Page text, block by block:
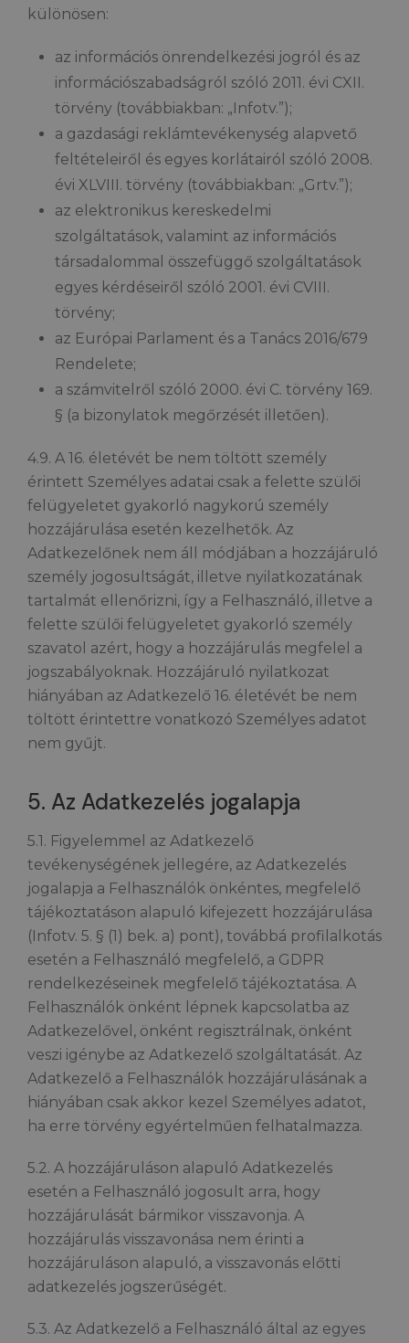
különösen:
az információs önrendelkezési jogról és az
információszabadságról szóló 2011. évi CXII.
törvény (továbbiakban: „Infotv.”);
a gazdasági reklámtevékenység alapvető
feltételeiről és egyes korlátairól szóló 2008.
évi XLVIII. törvény (továbbiakban: „Grtv.”);
az elektronikus kereskedelmi
szolgáltatások, valamint az információs
társadalommal összefüggő szolgáltatások
egyes kérdéseiről szóló 2001. évi CVIII.
törvény;
az Európai Parlament és a Tanács 2016/679
Rendelete;
a számvitelről szóló 2000. évi C. törvény 169.
§ (a bizonylatok megőrzését illetően).
4.9. A 16. életévét be nem töltött személy
érintett Személyes adatai csak a felette szülői
felügyeletet gyakorló nagykorú személy
hozzájárulása esetén kezelhetők. Az
Adatkezelőnek nem áll módjában a hozzájáruló
személy jogosultságát, illetve nyilatkozatának
tartalmát ellenőrizni, így a Felhasználó, illetve a
felette szülői felügyeletet gyakorló személy
szavatol azért, hogy a hozzájárulás megfelel a
jogszabályoknak. Hozzájáruló nyilatkozat
hiányában az Adatkezelő 16. életévét be nem
töltött érintettre vonatkozó Személyes adatot
nem gyűjt.
5. Az Adatkezelés jogalapja
5.1. Figyelemmel az Adatkezelő
tevékenységének jellegére, az Adatkezelés
jogalapja a Felhasználók önkéntes, megfelelő
tájékoztatáson alapuló kifejezett hozzájárulása
(Infotv. 5. § (1) bek. a) pont), továbbá profilalkotás
esetén a Felhasználó megfelelő, a GDPR
rendelkezéseinek megfelelő tájékoztatása. A
Felhasználók önként lépnek kapcsolatba az
Adatkezelővel, önként regisztrálnak, önként
veszi igénybe az Adatkezelő szolgáltatását. Az
Adatkezelő a Felhasználók hozzájárulásának a
hiányában csak akkor kezel Személyes adatot,
ha erre törvény egyértelműen felhatalmazza.
5.2. A hozzájáruláson alapuló Adatkezelés
esetén a Felhasználó jogosult arra, hogy
hozzájárulását bármikor visszavonja. A
hozzájárulás visszavonása nem érinti a
hozzájáruláson alapuló, a visszavonás előtti
adatkezelés jogszerűségét.
5.3. Az Adatkezelő a Felhasználó által az egyes